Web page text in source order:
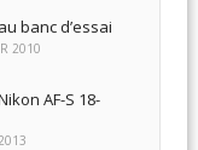
banc d’essai
2010
AF-S 18-